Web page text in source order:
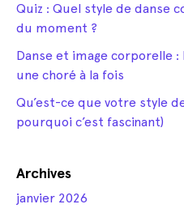
Quiz : Quel style de danse
du moment ?
Danse et image corporelle
une choré à la fois
Qu’est-ce que votre style
pourquoi c’est fascinant)
Archives
janvier 2026